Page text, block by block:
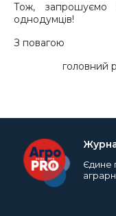
Тож,
однодумців!
З повагою
головний
Єдине